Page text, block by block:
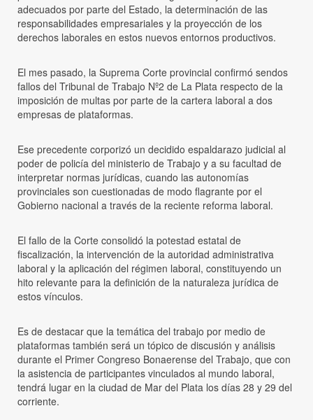
adecuados por parte del Estado, la determinación de las
responsabilidades empresariales y la proyección de los
derechos laborales en estos nuevos entornos productivos.
El mes pasado, la Suprema Corte provincial confirmó sendos
fallos del Tribunal de Trabajo Nº2 de La Plata respecto de la
imposición de multas por parte de la cartera laboral a dos
empresas de plataformas.
Ese precedente corporizó un decidido espaldarazo judicial al
poder de policía del ministerio de Trabajo y a su facultad de
interpretar normas jurídicas, cuando las autonomías
provinciales son cuestionadas de modo flagrante por el
Gobierno nacional a través de la reciente reforma laboral.
El fallo de la Corte consolidó la potestad estatal de
fiscalización, la intervención de la autoridad administrativa
laboral y la aplicación del régimen laboral, constituyendo un
hito relevante para la definición de la naturaleza jurídica de
estos vínculos.
Es de destacar que la temática del trabajo por medio de
plataformas también será un tópico de discusión y análisis
durante el Primer Congreso Bonaerense del Trabajo, que con
la asistencia de participantes vinculados al mundo laboral,
tendrá lugar en la ciudad de Mar del Plata los días 28 y 29 del
corriente.